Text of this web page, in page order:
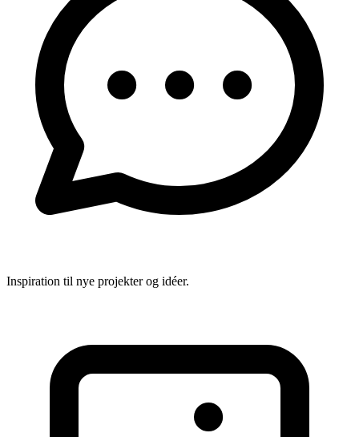
Inspiration til nye projekter og idéer.